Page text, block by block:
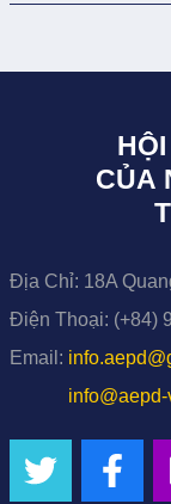
CỦA
Địa Chỉ: 18A
Điện Thoại: (+84)
Email:
info@aepd-